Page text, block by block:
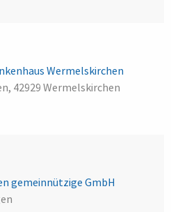
Wermelskirchen
42929 Wermelskirchen
gemeinnützige GmbH